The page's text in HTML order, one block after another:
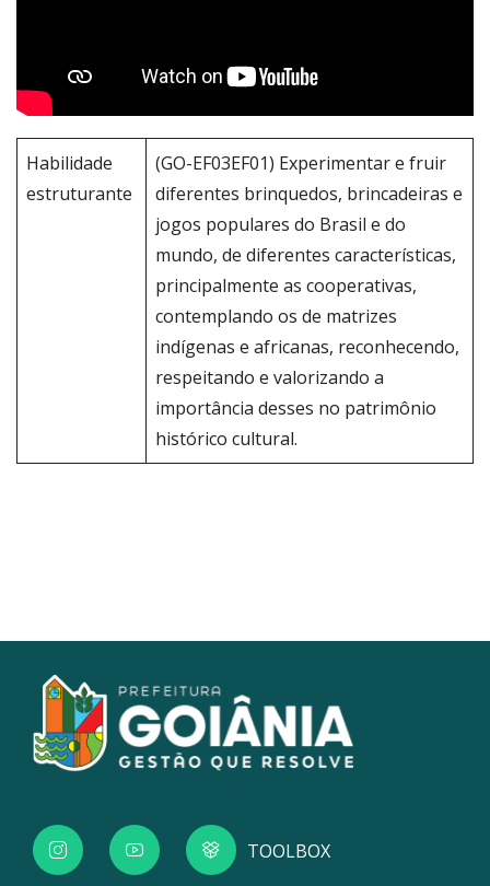
Habilidade
estruturante
(GO-EF03EF01) Experimentar e fruir
diferentes brinquedos, brincadeiras e
jogos populares do Brasil e do
mundo, de diferentes características,
principalmente as cooperativas,
contemplando os de matrizes
indígenas e africanas, reconhecendo,
respeitando e valorizando a
importância desses no patrimônio
histórico cultural.
TOOLBOX